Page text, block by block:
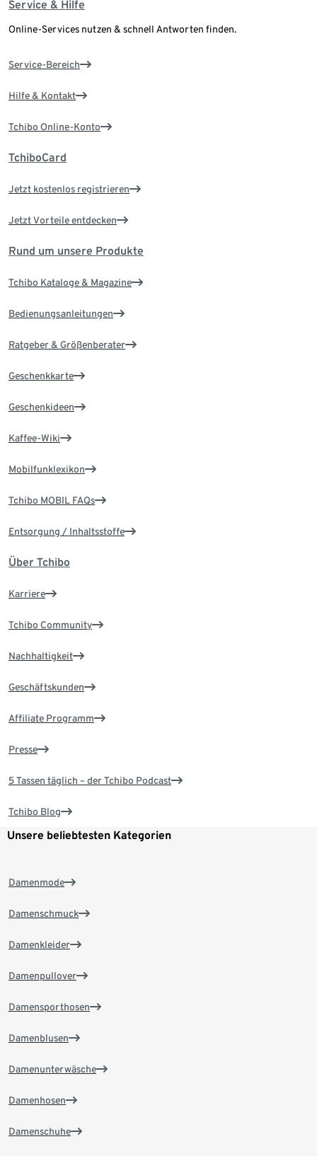
Service & Hilfe
Online-Services nutzen & schnell Antworten finden.
Service-Bereich
Hilfe & Kontakt
Tchibo Online-Konto
TchiboCard
Jetzt kostenlos registrieren
Jetzt Vorteile entdecken
Rund um unsere Produkte
Tchibo Kataloge & Magazine
Bedienungsanleitungen
Ratgeber & Größenberater
Geschenkkarte
Geschenkideen
Kaffee-Wiki
Mobilfunklexikon
Tchibo MOBIL FAQs
Entsorgung / Inhaltsstoffe
Über Tchibo
Karriere
Tchibo Community
Nachhaltigkeit
Geschäftskunden
Affiliate Programm
Presse
5 Tassen täglich – der Tchibo Podcast
Tchibo Blog
Unsere beliebtesten Kategorien
Damenmode
Damenschmuck
Damenkleider
Damenpullover
Damensporthosen
Damenblusen
Damenunterwäsche
Damenhosen
Damenschuhe